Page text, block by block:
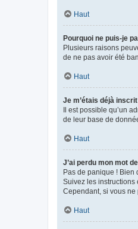
Haut
Pourquoi ne puis-je
Plusieurs raisons
de ne pas avoir été
Haut
Je m’étais déjà
Il est possible qu’un
de leur base de
Haut
J’ai perdu mon mot
Pas de panique ! Bien
Suivez les instructions
Cependant, si vous ne
Haut